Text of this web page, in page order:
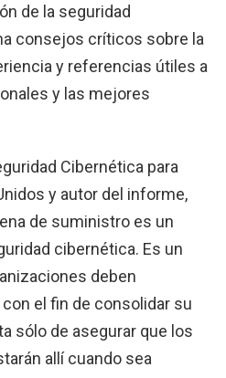
de la seguridad
consejos críticos sobre la
y referencias útiles a
y las mejores
Cibernética para
y autor del informe,
de suministro es un
cibernética. Es un
deben
el fin de consolidar su
sólo de asegurar que los
allí cuando sea